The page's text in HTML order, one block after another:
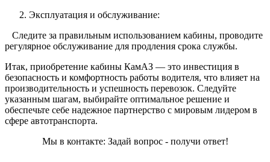
Эксплуатация и обслуживание:
Следите за правильным использованием кабины, проводите
регулярное обслуживание для продления срока службы.
Итак, приобретение кабины КамАЗ — это инвестиция в
безопасность и комфортность работы водителя, что влияет на
производительность и успешность перевозок. Следуйте
указанным шагам, выбирайте оптимальное решение и
обеспечьте себе надежное партнерство с мировым лидером в
сфере автотранспорта.
Мы в контакте: Задай вопрос - получи ответ!